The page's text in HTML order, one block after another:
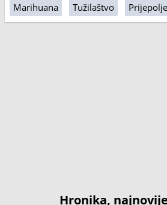
Marihuana Tužilaštvo Prijepolje
Hronika,